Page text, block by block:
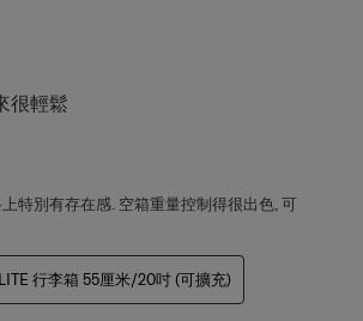
很輕鬆
特別有存在感. 空箱重量控制得很出色, 可
行李箱 55厘米/20吋 (可擴充)